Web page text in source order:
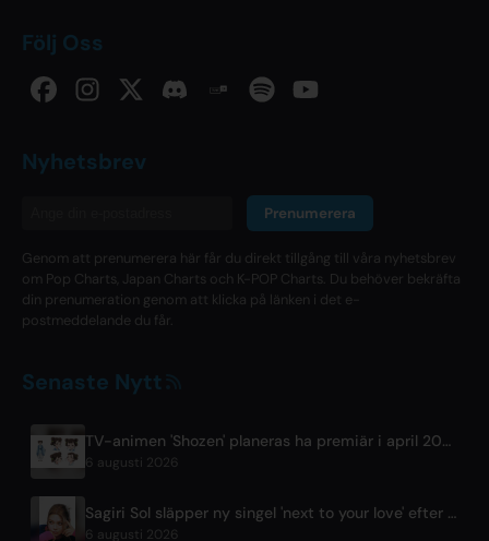
Följ Oss
Nyhetsbrev
Prenumerera
Genom att prenumerera här får du direkt tillgång till våra nyhetsbrev
om Pop Charts, Japan Charts och K-POP Charts. Du behöver bekräfta
din prenumeration genom att klicka på länken i det e-
postmeddelande du får.
Senaste Nytt
TV-animen 'Shozen' planeras ha premiär i april 2027 på Fuji TV
6 augusti 2026
Sagiri Sol släpper ny singel 'next to your love' efter uppehåll
6 augusti 2026